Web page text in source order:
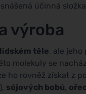
účinná
výroba
těle, ale jeho
molekuly se
ho rovněž získat z
sójových bobů,